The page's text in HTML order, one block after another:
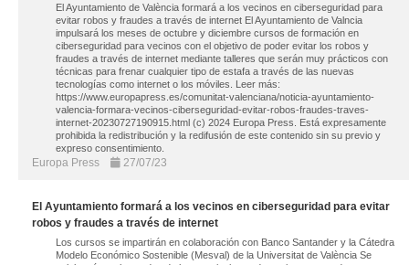
El Ayuntamiento de València formará a los vecinos en ciberseguridad para
evitar robos y fraudes a través de internet El Ayuntamiento de Valncia
impulsará los meses de octubre y diciembre cursos de formación en
ciberseguridad para vecinos con el objetivo de poder evitar los robos y
fraudes a través de internet mediante talleres que serán muy prácticos con
técnicas para frenar cualquier tipo de estafa a través de las nuevas
tecnologías como internet o los móviles. Leer más:
https://www.europapress.es/comunitat-valenciana/noticia-ayuntamiento-
valencia-formara-vecinos-ciberseguridad-evitar-robos-fraudes-traves-
internet-20230727190915.html (c) 2024 Europa Press. Está expresamente
prohibida la redistribución y la redifusión de este contenido sin su previo y
expreso consentimiento.
Europa Press 27/07/23
El Ayuntamiento formará a los vecinos en ciberseguridad para evitar
robos y fraudes a través de internet
Los cursos se impartirán en colaboración con Banco Santander y la Cátedra
Modelo Económico Sostenible (Mesval) de la Universitat de València Se